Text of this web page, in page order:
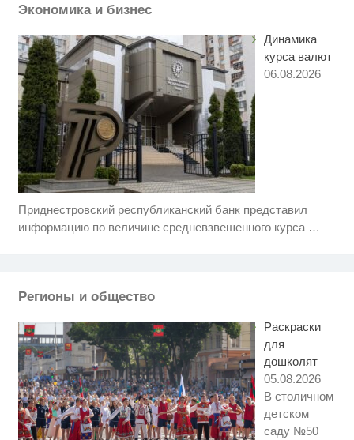
Экономика и бизнес
Динамика
курса валют
06.08.2026
Приднестровский республиканский банк представил
информацию по величине средневзвешенного курса …
Регионы и общество
Раскраски
для
дошколят
05.08.2026
В столичном
детском
саду №50
i
Ролик длится несколько секунд,
Королева вагона отожгла! Видео
Ролик из Омска: вы будете